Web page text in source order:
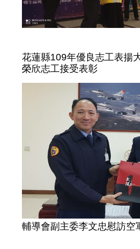
花蓮縣109年優良志工表揚
榮欣志工接受表彰
輔導會副主委李文忠慰訪空